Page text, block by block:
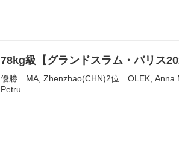
78kg級【グランドスラム・バリス
優勝 MA, Zhenzhao(CHN)2位 OLEK, Anna
Petru...